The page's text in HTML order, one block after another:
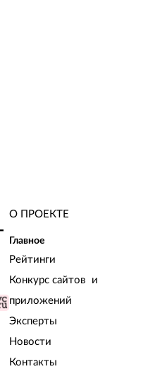
О ПРОЕКТЕ
Главное
Рейтинги
Конкурс сайтов и
приложений
Эксперты
Новости
Контакты